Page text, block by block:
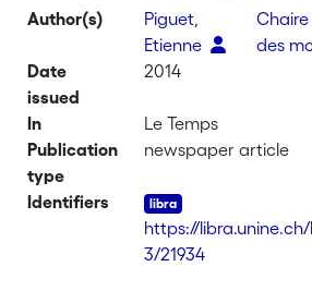
Author(s)
Piguet,
Etienne
des
Date
issued
2014
In
Le Temps
Publication
type
newspaper article
Identifiers
https://
3/21934